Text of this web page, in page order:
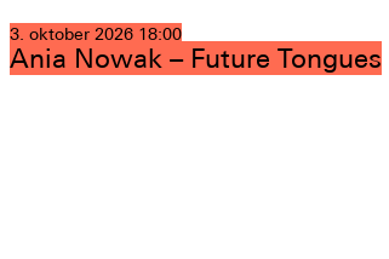
3. oktober 2026 18:00
Ania Nowak – Future Tongues